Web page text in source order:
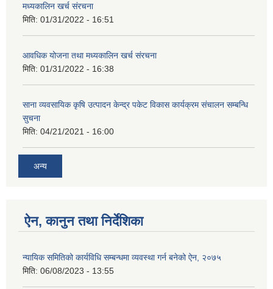
मध्यकालिन खर्च संरचना
मिति: 01/31/2022 - 16:51
आवधिक योजना तथा मध्यकालिन खर्च संरचना
मिति: 01/31/2022 - 16:38
साना व्यवसायिक कृषि उत्पादन केन्द्र पकेट विकास कार्यक्रम संचालन सम्बन्धि
सुचना
मिति: 04/21/2021 - 16:00
अन्य
ऐन, कानुन तथा निर्देशिका
न्यायिक समितिको कार्यविधि सम्बन्धमा व्यवस्था गर्न बनेको ऐन, २०७५
मिति: 06/08/2023 - 13:55